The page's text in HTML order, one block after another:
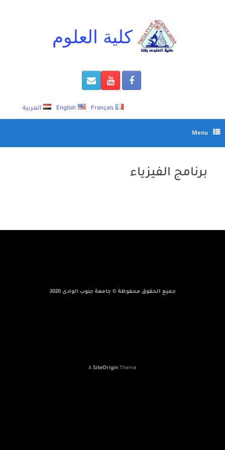
كلية العلوم
العربية English Français
Menu
برنامج الفيزياء
جميع الحقوق محفوظة © جامعة جنوب الوادى 2020
A SiteOrigin Theme